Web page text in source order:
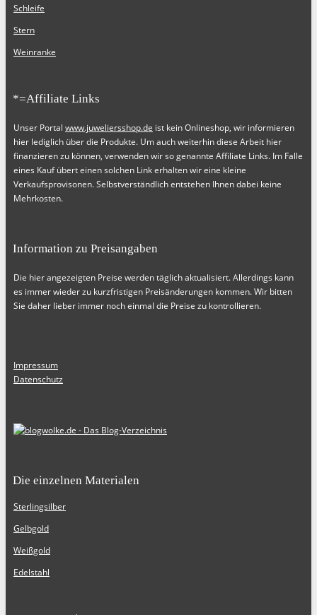
Schleife
Stern
Weinranke
*=Affiliate Links
Unser Portal www.juweliersshop.de ist kein Onlineshop, wir informieren
hier lediglich über die Produkte. Um auch weiterhin diese Arbeit hier
finanzieren zu können, verwenden wir so genannte Affiliate Links. Im Falle
eines Kauf übert einen solchen Link erhalten wir eine kleine
Verkaufsprovisonen. Selbstverständlich entstehen Ihnen dabei keine
Mehrkosten.
Information zu Preisangaben
Die hier angezeigten Preise werden täglich aktualisiert. Allerdings kann
es immer wieder zu kurzfristigen Preisänderungen kommen. Wir bitten
Sie daher lieber immer noch einmal die Preise zu kontrollieren.
Impressum
Datenschutz
Die einzelnen Materialen
Sterlingsilber
Gelbgold
Weißgold
Edelstahl